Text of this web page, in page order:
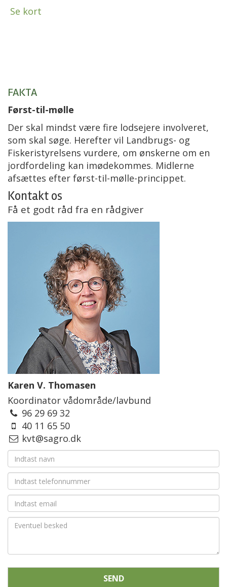
Se kort
FAKTA
Først-til-mølle
Der skal mindst være fire lodsejere involveret,
som skal søge. Herefter vil Landbrugs- og
Fiskeristyrelsens vurdere, om ønskerne om en
jordfordeling kan imødekommes. Midlerne
afsættes efter først-til-mølle-princippet.
Kontakt os
Få et godt råd fra en rådgiver
Karen V. Thomasen
Koordinator vådområde/lavbund
96 29 69 32
40 11 65 50
kvt@sagro.dk
SEND